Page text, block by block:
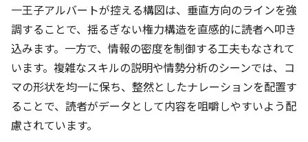
一王子アルバートが控える構図は、垂直方向のラインを強
調することで、揺るぎない権力構造を直感的に読者へ叩き
込みます。一方で、情報の密度を制御する工夫もなされて
います。複雑なスキルの説明や情勢分析のシーンでは、コ
マの形状を均一に保ち、整然としたナレーションを配置す
ることで、読者がデータとして内容を咀嚼しやすいよう配
慮されています。